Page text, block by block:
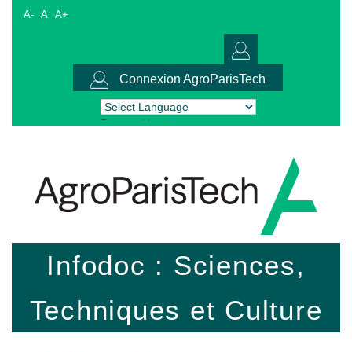
A- A A+
Connexion AgroParisTech
Powered by Translate
Infodoc : Sciences,
Techniques et Culture